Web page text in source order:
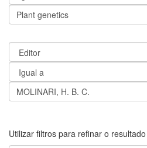
Utilizar filtros para refinar o